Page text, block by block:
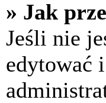
» Jak
Jeśli nie
edytować